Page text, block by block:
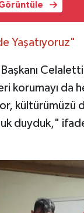
Yaşatıyoruz"
korumayı
kültürümüzü
duyduk,"